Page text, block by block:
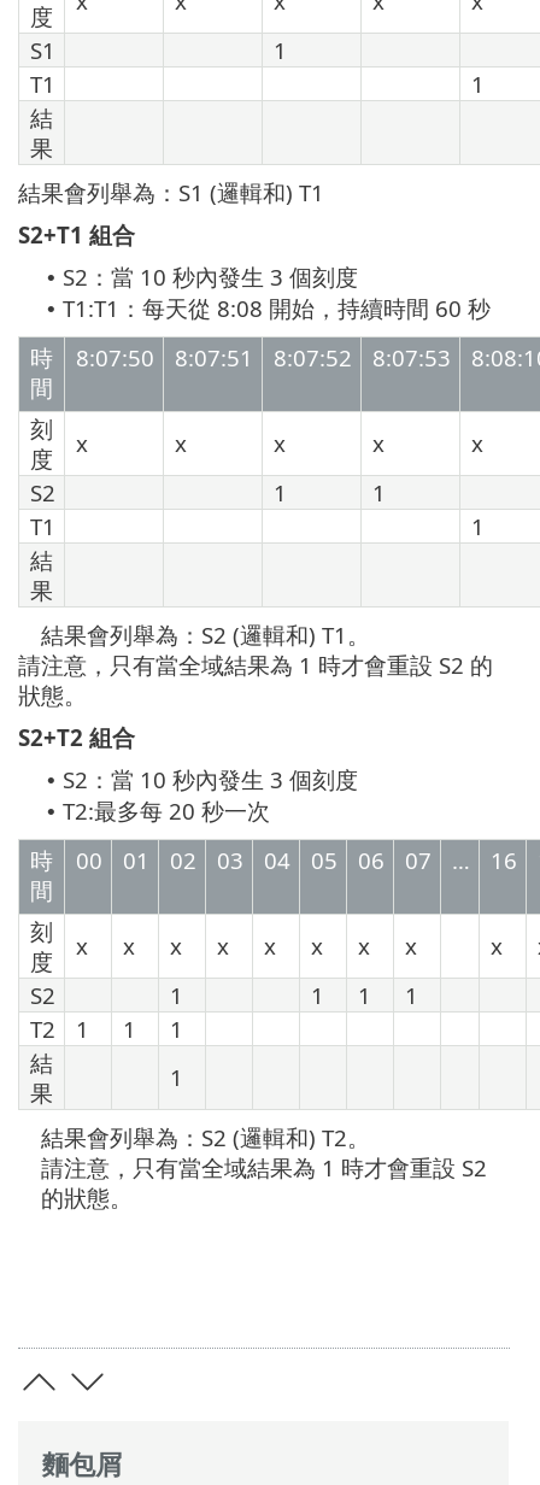
麵包屑
度
S1
1
T1
1
結
果
結果會列舉為：S1 (邏輯和) T1
S2+T1 組合
• S2：當 10 秒內發生 3 個刻度
• T1:T1：每天從 8:08 開始，持續時間 60 秒
時
間
8:07:50 8:07:51 8:07:52 8:07:53
刻
度
x x x x
x
S2
1
1
T1
1
結
果
結果會列舉為：S2 (邏輯和) T1。
請注意，只有當全域結果為 1 時才會重設 S2 的
狀態。
S2+T2 組合
• S2：當 10 秒內發生 3 個刻度
• T2:最多每 20 秒一次
時
間
00 01 02 03 04 05 06 07 … 16
刻
度
x x x x x x x x x
S2
1 1 1
1
T2
1 1
1
結
果
1
結果會列舉為：S2 (邏輯和) T2。
請注意，只有當全域結果為 1 時才會重設 S2
的狀態。